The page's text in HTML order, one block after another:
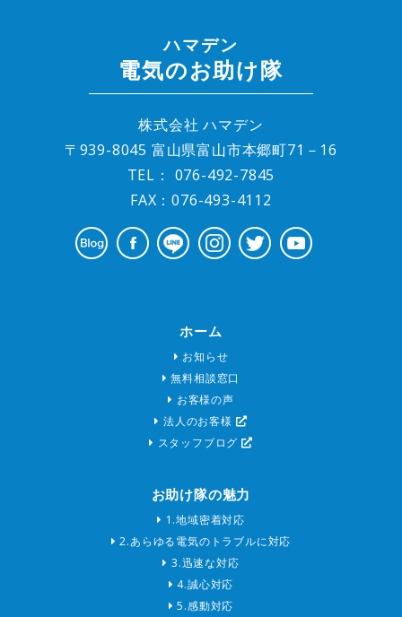
ハマデン
電気のお助け隊
株式会社 ハマデン
〒939-8045 富山県富山市本郷町71－16
TEL： 076-492-7845
FAX：076-493-4112
ホーム
お知らせ
無料相談窓口
お客様の声
法人のお客様
スタッフブログ
お助け隊の魅力
1.地域密着対応
2.あらゆる電気のトラブルに対応
3.迅速な対応
4.誠心対応
5.感動対応